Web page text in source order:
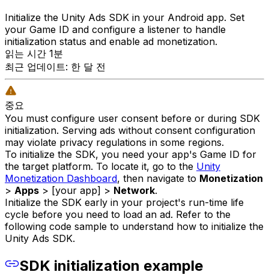
Initialize the Unity Ads SDK in your Android app. Set
your Game ID and configure a listener to handle
initialization status and enable ad monetization.
읽는 시간 1분
최근 업데이트: 한 달 전
중요
You must configure user consent before or during SDK
initialization. Serving ads without consent configuration
may violate privacy regulations in some regions.
To initialize the SDK, you need your app's Game ID for
the target platform. To locate it, go to the Unity
Monetization Dashboard, then navigate to Monetization
> Apps > [your app] > Network.
Initialize the SDK early in your project's run-time life
cycle before you need to load an ad. Refer to the
following code sample to understand how to initialize the
Unity Ads SDK.
SDK initialization example